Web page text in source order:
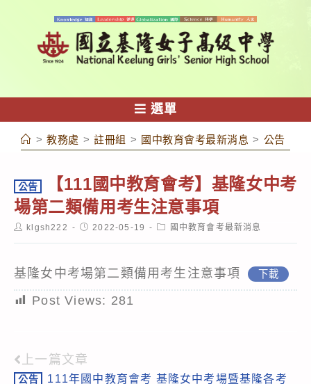
容
選單
> 教務處 > 註冊組 > 國中教育會考最新消息 > 公告【
公告
【111國中教育會考】基隆女中考
場第二類備用考生注意事項
Postklgsh222
Post2022-05-19
Post國中教育會考最新消息
基隆女中考場第二類備用考生注意事項 下載
Post Views: 281
Read
上一篇文章
公告
111年國中教育會考 基隆女中考場暨基隆各考